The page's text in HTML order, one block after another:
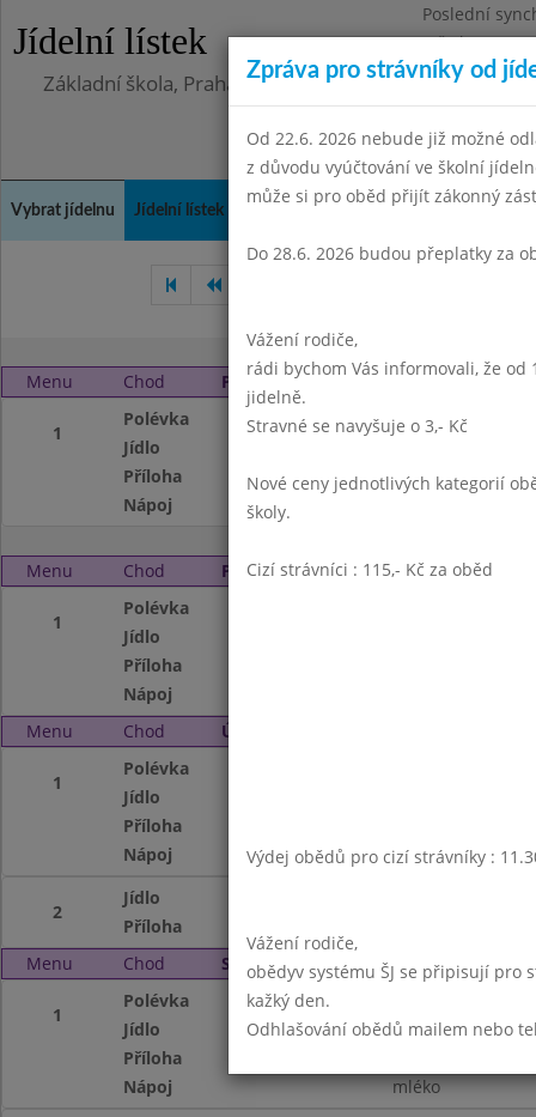
Jídelní lístek
Poslední
Středa
Základní škola, Praha 4, Na Líše 16
Vybrat jídelnu Jídelní lístek Kontakty a informace
Menu Chod Pátek 1. 12. 2000
1
Polévka
Vločková se
Jídlo
Příloha
Nápoj
Menu Chod Pondělí 4. 12. 2000
1
Polévka
Jídlo
Příloha
Nápoj
Menu
Chod Úterý 5. 12. 2000
1
Polévka
Jídlo
Příloha
Nápoj
mléko s příchutí
2
Jídlo
Příloha
Menu
Chod Středa 6. 12. 2000
1
Polévka
Jídlo
Fazolové lusky
Příloha
Nápoj
mléko
Zpráva pro strávníky od
Od 22.6. 2026 nebude již možné
z důvodu vyúčtování ve školní
může si pro oběd přijít zákonný
Do 28.6. 2026 budou přeplatky za
Vážení rodiče,
rádi bychom Vás informovali, že od
jidelně.
Stravné se navyšuje o 3,- Kč
Nové ceny jednotlivých kategorií
školy.
Cizí strávníci : 115,- Kč za oběd
Výdej obědů pro cizí strávníky :
Vážení rodiče,
obědyv systému ŠJ se připisují pro
kažký den.
Odhlašování obědů mailem nebo